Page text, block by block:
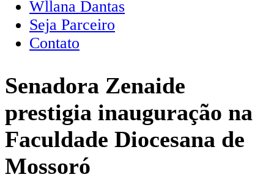
Wllana Dantas
Seja Parceiro
Contato
Senadora Zenaide
prestigia inauguração na
Faculdade Diocesana de
Mossoró